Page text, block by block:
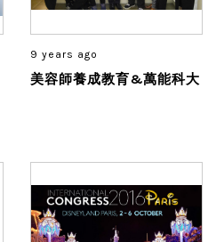
9 years ago
美容師養成教育&萬能科大